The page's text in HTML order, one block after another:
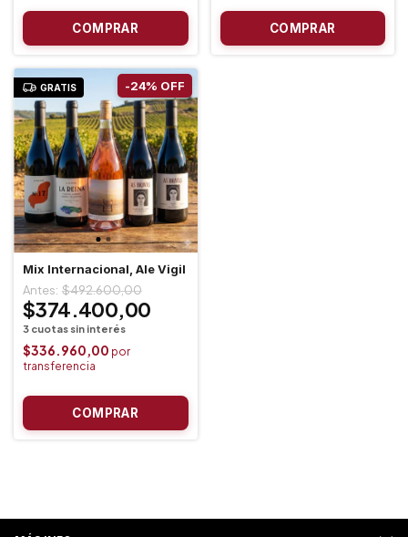
GRATIS
Mix Internacional, Ale Vigil
-24% OFF
$374.400,00
$492.600,00
$336.960,00